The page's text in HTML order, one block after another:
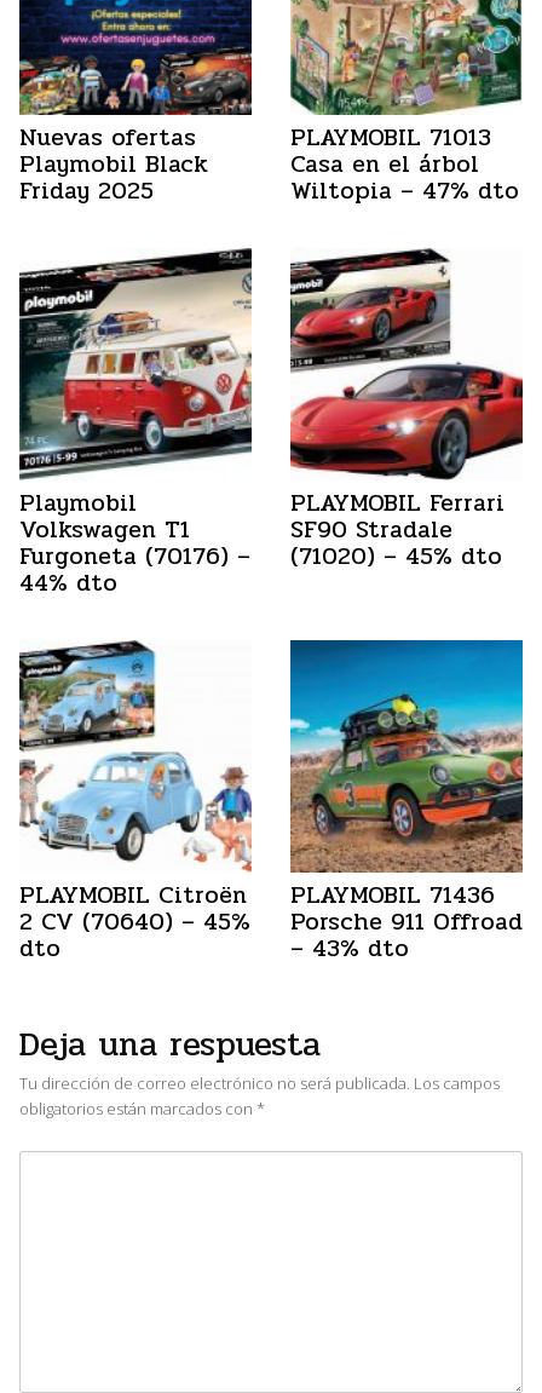
Nuevas ofertas
Playmobil Black
Friday 2025
PLAYMOBIL 71013
Casa en el árbol
Wiltopia – 47% dto
Playmobil
Volkswagen T1
Furgoneta (70176) –
44% dto
PLAYMOBIL Ferrari
SF90 Stradale
(71020) – 45% dto
PLAYMOBIL Citroën
2 CV (70640) – 45%
dto
PLAYMOBIL 71436
Porsche 911 Offroad
– 43% dto
Deja una respuesta
Tu dirección de correo electrónico no será publicada. Los campos
obligatorios están marcados con *